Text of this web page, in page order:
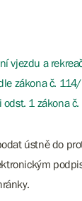
vjezdu a
zákona č.
odst. 1 zákona
ústně do